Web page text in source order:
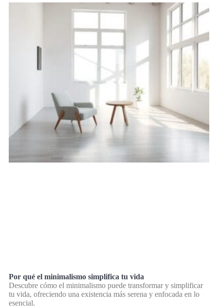
Por qué el minimalismo simplifica tu vida
Descubre cómo el minimalismo puede transformar y simplificar
tu vida, ofreciendo una existencia más serena y enfocada en lo
esencial.